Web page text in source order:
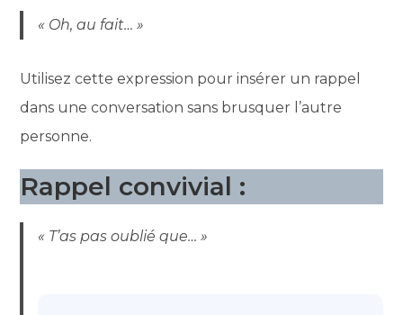
« Oh, au fait… »
Utilisez cette expression pour insérer un rappel
dans une conversation sans brusquer l’autre
personne.
Rappel convivial :
« T’as pas oublié que… »